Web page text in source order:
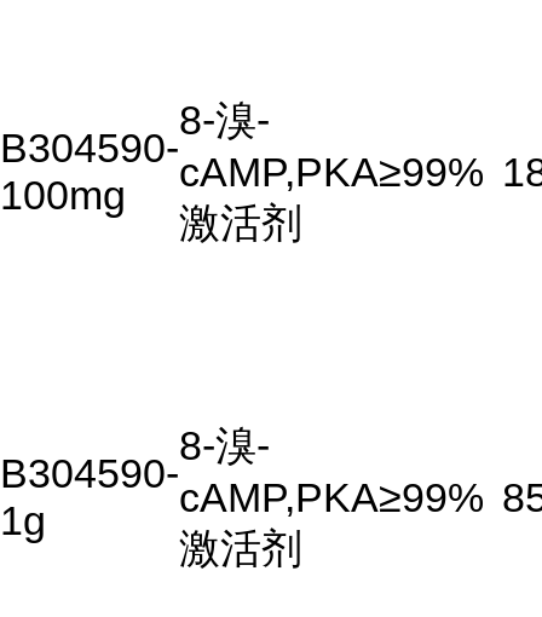
B304590-
100mg
8-溴-
cAMP,PKA
激活剂
≥99%
B304590-
1g
8-溴-
cAMP,PKA
激活剂
≥99%